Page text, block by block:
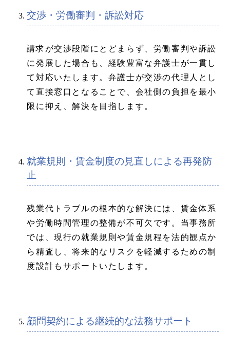
交渉・労働審判・訴訟対応
請求が交渉段階にとどまらず、労働審判や訴訟
に発展した場合も、経験豊富な弁護士が一貫し
て対応いたします。弁護士が交渉の代理人とし
て直接窓口となることで、会社側の負担を最小
限に抑え、解決を目指します。
就業規則・賃金制度の見直しによる再発防
止
残業代トラブルの根本的な解決には、賃金体系
や労働時間管理の整備が不可欠です。当事務所
では、現行の就業規則や賃金規程を法的観点か
ら精査し、将来的なリスクを軽減するための制
度設計もサポートいたします。
顧問契約による継続的な法務サポート